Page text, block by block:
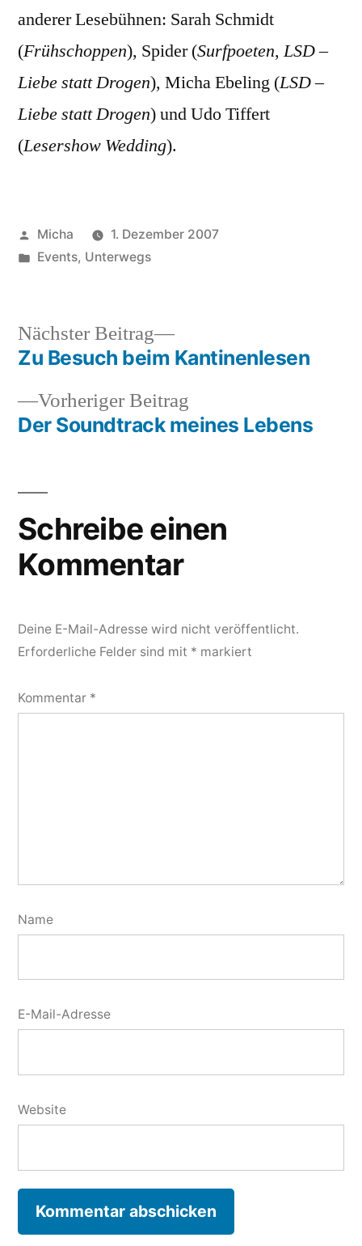
anderer Lesebühnen: Sarah Schmidt
(Frühschoppen), Spider (Surfpoeten,LSD –
Liebe statt Drogen), Micha Ebeling (LSD –
Liebe statt Drogen) und Udo Tiffert
(Lesershow Wedding).
Veröffentlicht
von
Micha
1. Dezember 2007
Veröffentlicht
Events, Unterwegs
Beitragsnavigation
Vorheriger Beitrag
Beitrag:
Der Soundtrack meines Lebens
Nächster Beitrag
Nächster
Beitrag:
Zu Besuch beim Kantinenlesen
Schreibe einen
Kommentar
Deine E-Mail-Adresse wird nicht veröffentlicht.
Erforderliche Felder sind mit * markiert
Kommentar *
Name
E-Mail-Adresse
Website